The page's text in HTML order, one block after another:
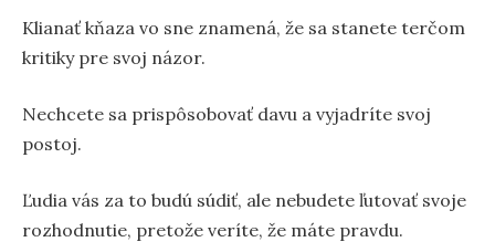
Klianať kňaza vo sne znamená, že sa stanete terčom
kritiky pre svoj názor.
Nechcete sa prispôsobovať davu a vyjadríte svoj
postoj.
Ľudia vás za to budú súdiť, ale nebudete ľutovať svoje
rozhodnutie, pretože veríte, že máte pravdu.